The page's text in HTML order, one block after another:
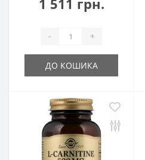
- +
ДО КОШИКА